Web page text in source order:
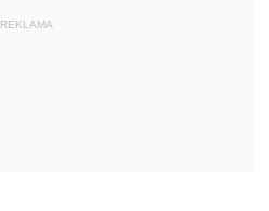
REKLAMA